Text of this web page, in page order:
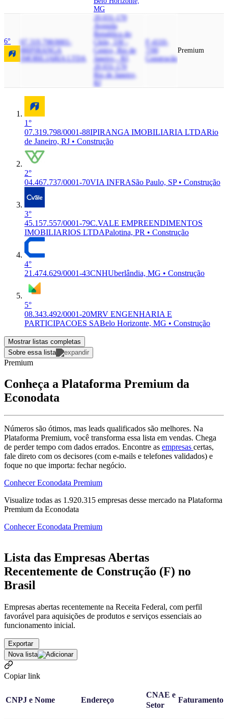
MG
6°
07.319.798/0001-
88IPIRANGA
IMOBILIARIA LTDA
20.031-170
Avenida
Republica do
Chile, 330 -
Centro, Rio de
Janeiro - RJ,
20.031-170
Rio de Janeiro,
F-4110-
7/00
Construção
Premium
1°
07.319.798/0001-88IPIRANGA IMOBILIARIA LTDARio
de Janeiro, RJ • Construção
2°
04.467.737/0001-70VIA INFRASão Paulo, SP • Construção
3°
45.157.557/0001-79C.VALE EMPREENDIMENTOS
IMOBILIARIOS LTDAPalotina, PR • Construção
4°
21.474.629/0001-43CNHUberlândia, MG • Construção
5°
08.343.492/0001-20MRV ENGENHARIA E
PARTICIPACOES SABelo Horizonte, MG • Construção
Mostrar listas completas
Sobre essa lista
Premium
Conheça a Plataforma Premium da
Econodata
Números são ótimos, mas leads qualificados são melhores. Na
Plataforma Premium, você transforma essa lista em vendas. Chega
de perder tempo com dados errados. Encontre as empresas certas,
fale direto com os decisores (com e-mails e telefones validados) e
foque no que importa: fechar negócio.
Conhecer Econodata Premium
Visualize todas as 1.920.315 empresas desse mercado na Plataforma
Premium da Econodata
Conhecer Econodata Premium
Lista das Empresas Abertas
Recentemente de Construção (F) no
Brasil
Empresas abertas recentemente na Receita Federal, com perfil
favorável para aquisições de produtos e serviços essenciais ao
funcionamento inicial.
Exportar
Nova lista
Copiar link
CNPJ e Nome Endereço
CNAE e
Setor
Faturamento